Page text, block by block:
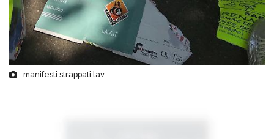
manifesti strappati lav